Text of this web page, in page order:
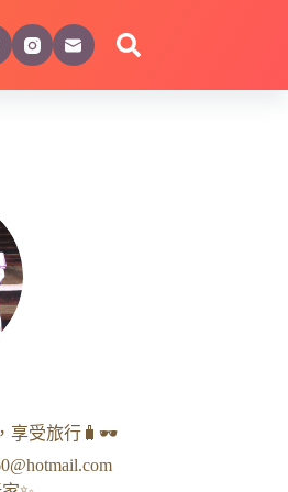
享受旅行🧳🕶